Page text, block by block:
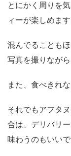
とにかく周りを
ィーが楽しめます
混んでることも
写真を撮りなが
また、食べきれ
それでもアフタ
合は、デリバリ
味わうのもいいで